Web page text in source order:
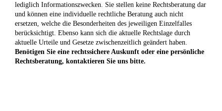
lediglich Informationszwecken. Sie stellen keine Rechtsberatung dar
und können eine individuelle rechtliche Beratung auch nicht
ersetzen, welche die Besonderheiten des jeweiligen Einzelfalles
berücksichtigt. Ebenso kann sich die aktuelle Rechtslage durch
aktuelle Urteile und Gesetze zwischenzeitlich geändert haben.
Benötigen Sie eine rechtssichere Auskunft oder eine persönliche
Rechtsberatung, kontaktieren Sie uns bitte.